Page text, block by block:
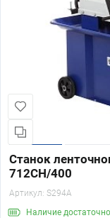
Станок
712CH/400
Артикул: S294A
Наличие